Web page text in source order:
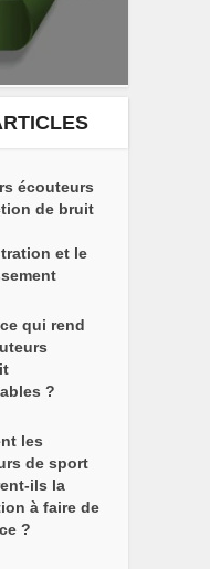
écouteurs
de bruit
et le
qui rend
?
les
de sport
ils la
à faire de
?